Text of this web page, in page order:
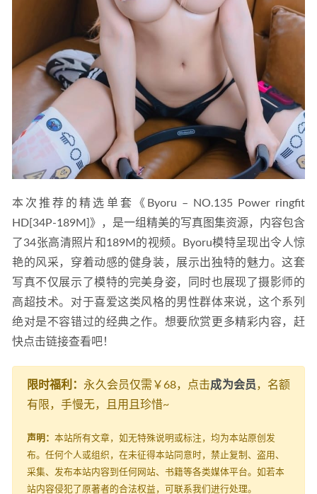
本次推荐的精选单套《Byoru – NO.135 Power ringfit
HD[34P-189M]》，是一组精美的写真图集资源，内容包含
了34张高清照片和189M的视频。Byoru模特呈现出令人惊
艳的风采，穿着动感的健身装，展示出独特的魅力。这套
写真不仅展示了模特的完美身姿，同时也展现了摄影师的
高超技术。对于喜爱这类风格的男性群体来说，这个系列
绝对是不容错过的经典之作。想要欣赏更多精彩内容，赶
快点击链接查看吧！
限时福利： 永久会员仅需￥68，点击成为会员，名额
有限，手慢无，且用且珍惜~
声明： 本站所有文章，如无特殊说明或标注，均为本站原创发
布。任何个人或组织，在未征得本站同意时，禁止复制、盗用、
采集、发布本站内容到任何网站、书籍等各类媒体平台。如若本
站内容侵犯了原著者的合法权益，可联系我们进行处理。